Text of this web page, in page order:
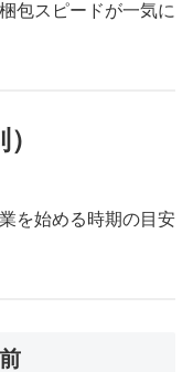
包スピードが一気に
を始める時期の目安